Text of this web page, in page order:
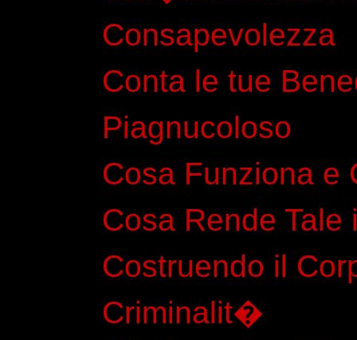
Consapevolezza
Conta le tue
Piagnucoloso
Cosa Funziona e
Cosa Rende Tale
Costruendo il
Criminalit�